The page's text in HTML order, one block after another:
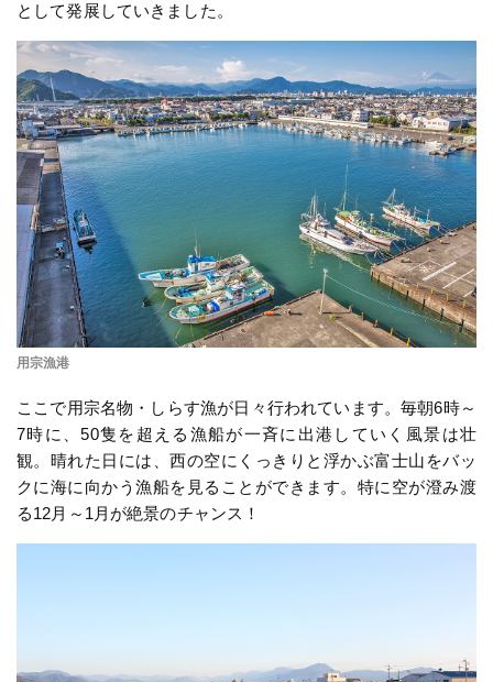
として発展していきました。
用宗漁港
ここで用宗名物・しらす漁が日々行われています。毎朝6時～
7時に、50隻を超える漁船が一斉に出港していく風景は壮
観。晴れた日には、西の空にくっきりと浮かぶ富士山をバッ
クに海に向かう漁船を見ることができます。特に空が澄み渡
る12月～1月が絶景のチャンス！